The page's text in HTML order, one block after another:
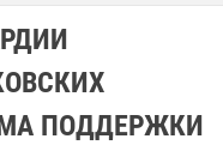
ПОДДЕРЖКИ